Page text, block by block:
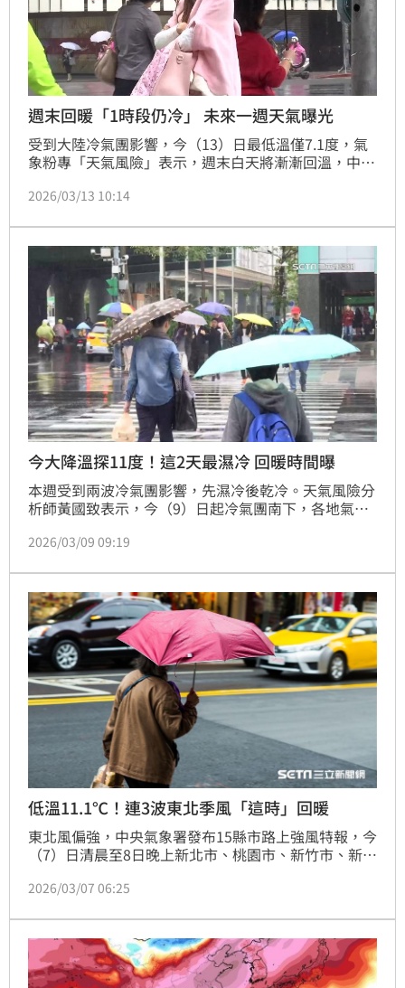
週末回暖「1時段仍冷」 未來一週天氣曝光
受到大陸冷氣團影響，今（13）日最低溫僅7.1度，氣
象粉專「天氣風險」表示，週末白天將漸漸回溫，中部
夜間清晨時段受到輻射冷卻影響，溫差可達10度。
2026/03/13 10:14
今大降溫探11度！這2天最濕冷 回暖時間曝
本週受到兩波冷氣團影響，先濕冷後乾冷。天氣風險分
析師黃國致表示，今（9）日起冷氣團南下，各地氣溫
來局部短暫雨。週三冷氣團減弱，各地天氣好轉，氣溫
報到，北部東北部轉涼，中南部白天仍溫暖，西部清晨
低溫可能下探13度。
2026/03/09 09:19
低溫11.1℃！連3波東北季風「這時」回暖
東北風偏強，中央氣象署發布15縣市路上強風特報，今
（7）日清晨至8日晚上新北市、桃園市、新竹市、新竹
市、屏東縣、臺東縣、澎湖縣、金門縣、連江縣局部地
2026/03/07 06:25